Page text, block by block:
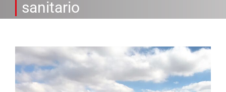
sanitario
imagen
más
grande